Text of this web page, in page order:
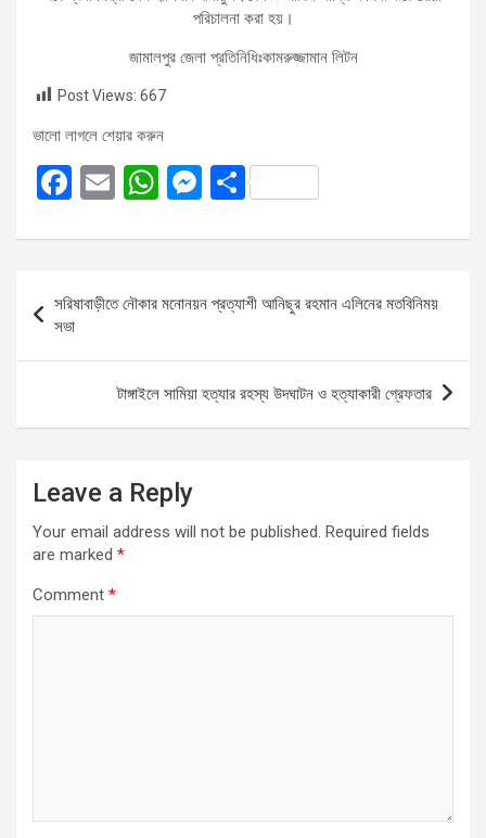
পরিচালনা করা হয়।
জামালপুর জেলা প্রতিনিধিঃকামরুজ্জামান লিটন
Post Views: 667
ভালো লাগলে শেয়ার করুন
F
ce
o
o
E
ail
W
at
A
p
p
M
se
g
er
S
ar
e
navigation
সরিষাবাড়ীতে নৌকার মনোনয়ন প্রত্যাশী আনিছুর রহমান এলিনের মতবিনিময়
সভা
টাঙ্গাইলে সামিয়া হত্যার রহস্য উদঘাটন ও হত্যাকারী গ্রেফতার
Leave a Reply
Your email address will not be published. Required fields
are marked *
Comment *